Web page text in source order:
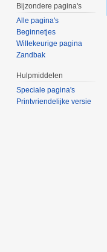
Bijzondere pagina's
Alle pagina's
Beginnetjes
Willekeurige pagina
Zandbak
Hulpmiddelen
Speciale pagina's
Printvriendelijke versie